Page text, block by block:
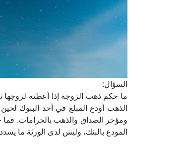
السؤال:
ما حكم ذهب الزوجة إذا أعطته
الذهب أودع المبلغ في أحد البنوك
ومؤخر الصداق والذهب بالجرامات.
المودع بالبنك، وليس لدى الورثة ما